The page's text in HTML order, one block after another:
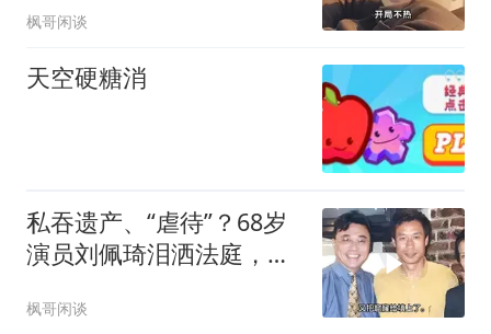
枫哥闲谈
天空硬糖消
私吞遗产、“虐待”？68岁
演员刘佩琦泪洒法庭，
枫哥闲谈